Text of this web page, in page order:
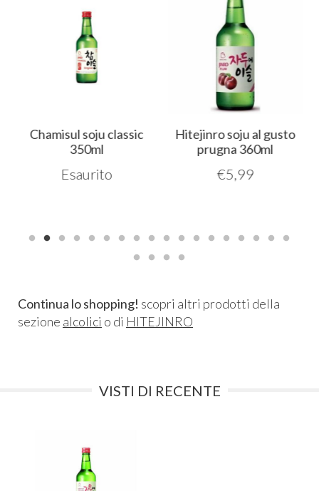
Chamisul soju classic
350ml
Esaurito
Hitejinro soju al gusto
prugna 360ml
€5,99
Continua lo shopping! scopri altri prodotti della
sezione alcolici o di HITEJINRO
VISTI DI RECENTE